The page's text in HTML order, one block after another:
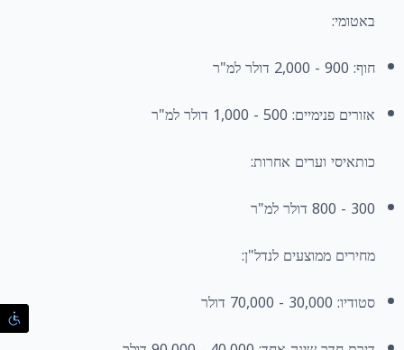
באטומי:
חוף: 900 - 2,000 דולר למ"ר
אזורים פנימיים: 500 - 1,000 דולר למ"ר
כותאיסי וערים אחרות:
300 - 800 דולר למ"ר
מחירים ממוצעים לנדל"ן:
סטודיו: 30,000 - 70,000 דולר